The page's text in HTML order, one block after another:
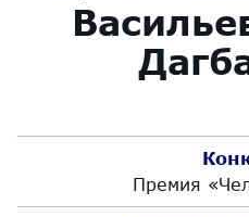
Премия